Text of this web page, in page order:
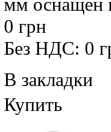
0 грн
Без НДС: 0
В закладки
Купить